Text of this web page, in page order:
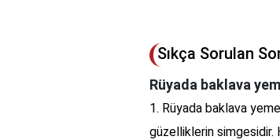
Sıkça Sorulan
Rüyada baklava
1. Rüyada baklava
güzelliklerin simgesidir.